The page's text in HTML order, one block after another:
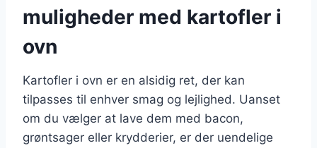
muligheder med kartofler i
ovn
Kartofler i ovn er en alsidig ret, der kan
tilpasses til enhver smag og lejlighed. Uanset
om du vælger at lave dem med bacon,
grøntsager eller krydderier, er der uendelige